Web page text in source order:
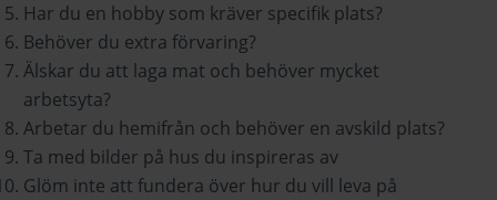
Har du en hobby som kräver specifik plats?
Behöver du extra förvaring?
Älskar du att laga mat och behöver mycket
arbetsyta?
Arbetar du hemifrån och behöver en avskild plats?
Ta med bilder på hus du inspireras av
Glöm inte att fundera över hur du vill leva på